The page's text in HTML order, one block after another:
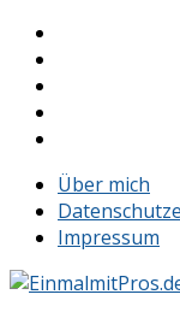
Über mich
Impressum